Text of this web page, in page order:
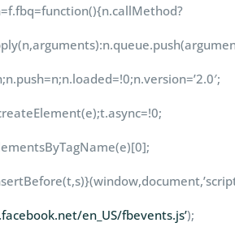
function(){n.callMethod?
arguments):n.queue.push(
n.loaded=!0;n.version=’2.0′;
e);t.async=!0;
en_US/fbevents.js’);